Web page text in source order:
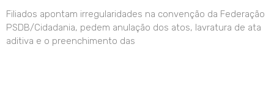
Filiados apontam irregularidades na convenção da Federação
PSDB/Cidadania, pedem anulação dos atos, lavratura de ata
aditiva e o preenchimento das